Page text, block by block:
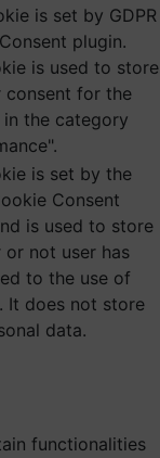
is set by GDPR
plugin.
is used to store
consent for the
the category
is set by the
Consent
is used to store
or not user has
to the use of
It does not store
data.
functionalities